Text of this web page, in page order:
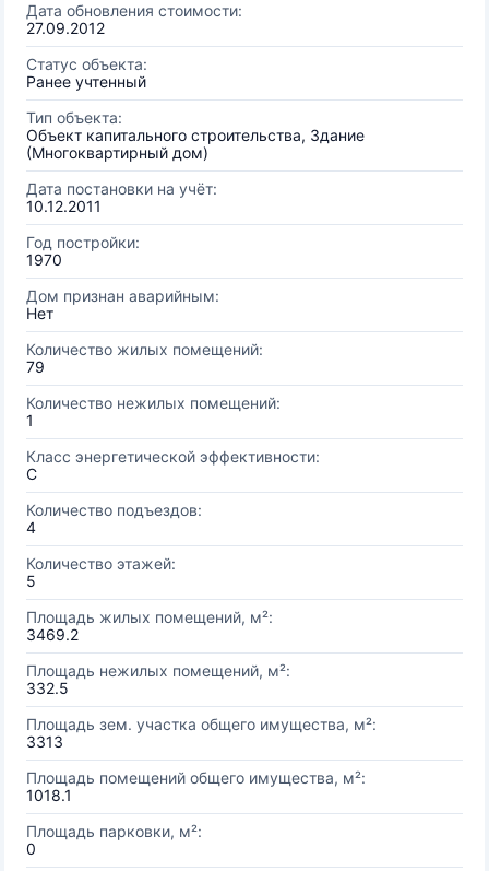
Дата обновления стоимости:
27.09.2012
Статус объекта:
Ранее учтенный
Тип объекта:
Объект капитального строительства, Здание
(Многоквартирный дом)
Дата постановки на учёт:
10.12.2011
Год постройки:
1970
Дом признан аварийным:
Нет
Количество жилых помещений:
79
Количество нежилых помещений:
1
Класс энергетической эффективности:
C
Количество подъездов:
4
Количество этажей:
5
Площадь жилых помещений, м²:
3469.2
Площадь нежилых помещений, м²:
332.5
Площадь зем. участка общего имущества, м²:
3313
Площадь помещений общего имущества, м²:
1018.1
Площадь парковки, м²:
0